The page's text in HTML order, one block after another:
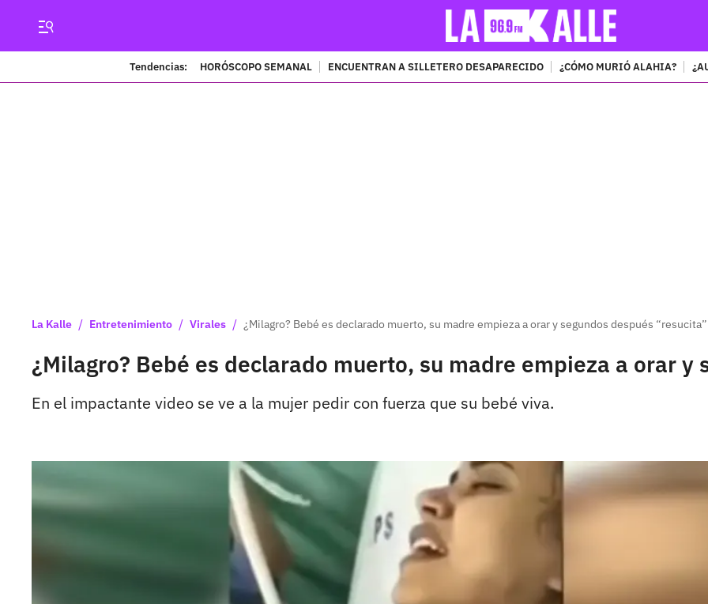
Tendencias: HORÓSCOPO SEMANAL ENCUENTRAN A SILLETERO DESAPARECIDO ¿CÓMO MURIÓ ALAHIA?
La Kalle / Entretenimiento / Virales / ¿Milagro? Bebé es declarado muerto, su madre empieza a orar y segundos después “resucita”
¿Milagro? Bebé es declarado muerto, su madre empieza a orar y
En el impactante video se ve a la mujer pedir con fuerza que su bebé viva.